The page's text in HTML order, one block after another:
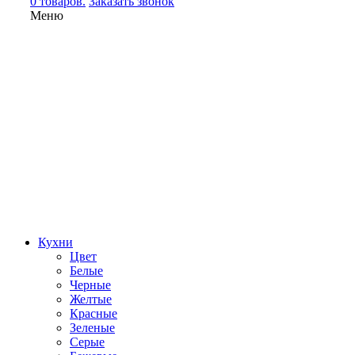
Меню
Кухни
Цвет
Белые
Черные
Желтые
Красные
Зеленые
Серые